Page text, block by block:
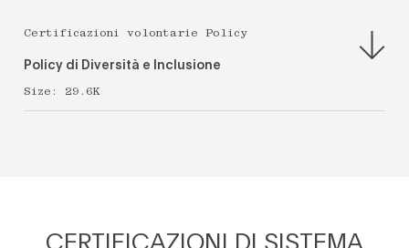
Certificazioni volontarie Policy
Policy di Diversità e Inclusione
Size: 29.6K
CERTIFICAZIONI DI SISTEMA